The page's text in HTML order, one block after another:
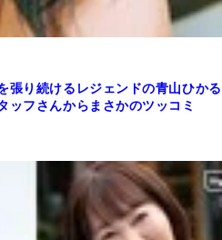
張り続けるレジェンドの青山ひかる
ッフさんからまさかのツッコミ